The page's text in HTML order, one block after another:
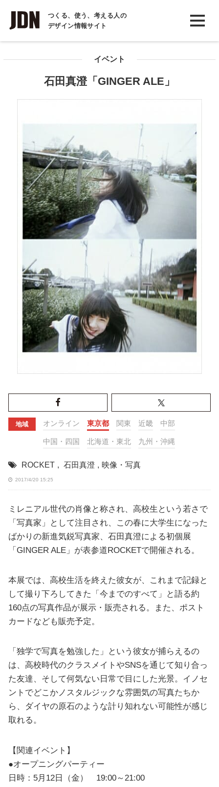
つくる、使う、考える人の
デザイン情報サイト
INTERVIEW
インタビュー
イベント
石田真澄「GINGER ALE」
地域 オンライン 東京都 関東 近畿 中部
中国・四国 北海道・東北 九州・沖縄
ROCKET , 石田真澄 , 映像・写真
2017/4/20 15:25
ミレニアル世代の肖像と称され、高校生という若さで
「写真家」として注目され、この春に大学生になった
ばかりの新進気鋭写真家、石田真澄による初個展
「GINGER ALE」が表参道ROCKETで開催される。
本展では、高校生活を終えた彼女が、これまで記録と
して撮り下ろしてきた「今までのすべて」と語る約
160点の写真作品が展示・販売される。また、ポスト
カードなども販売予定。
「独学で写真を勉強した」という彼女が捕らえるの
は、高校時代のクラスメイトやSNSを通じて知り合っ
た友達、そして何気ない日常で目にした光景。イノセ
ントでどこかノスタルジックな雰囲気の写真たちか
ら、ダイヤの原石のような計り知れない可能性が感じ
取れる。
【関連イベント】
●オープニングパーティー
日時：5月12日（金） 19:00～21:00